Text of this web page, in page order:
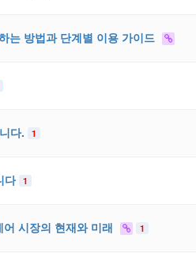
는 방법과 단계별 이용 가이드
다. 1
다 1
시장의 현재와 미래 1